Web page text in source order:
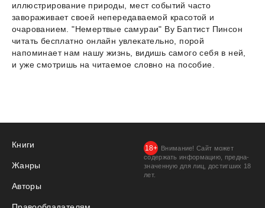
иллюстрирование природы, мест событий часто
завораживает своей непередаваемой красотой и
очарованием. "Немертвые самураи" Ву Баптист Пинсон
читать бесплатно онлайн увлекательно, порой
напоминает нам нашу жизнь, видишь самого себя в ней,
и уже смотришь на читаемое словно на пособие.
Книги
Жанры
Авторы
Внимание! Сайт может
содержать информацию, предна­
значенную для лиц, дости­гших 18
лет.